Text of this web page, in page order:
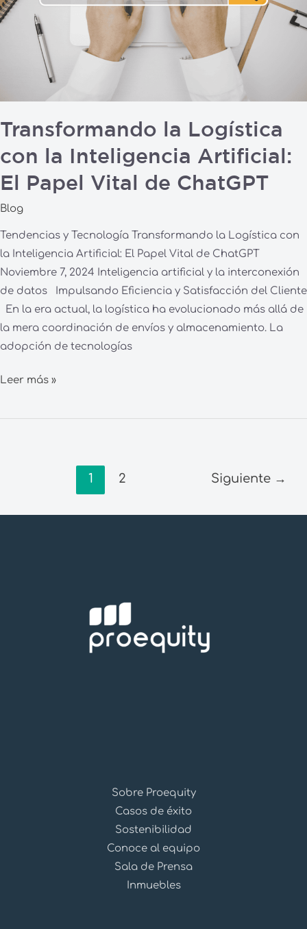
Transformando la Logística
con la Inteligencia Artificial:
El Papel Vital de ChatGPT
Blog
Tendencias y Tecnología Transformando la Logística con
la Inteligencia Artificial: El Papel Vital de ChatGPT
Noviembre 7, 2024 Inteligencia artificial y la interconexión
de datos Impulsando Eficiencia y Satisfacción del Cliente
En la era actual, la logística ha evolucionado más allá de
la mera coordinación de envíos y almacenamiento. La
adopción de tecnologías
la
Inteligencia
Artificial:
Vital
de
Leer más »
1 2 Siguiente →
Sobre Proequity
Casos de éxito
Sostenibilidad
Conoce al equipo
Sala de Prensa
Inmuebles